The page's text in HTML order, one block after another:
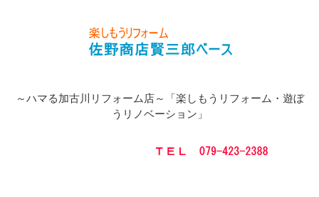
～ハマる加古川リフォーム店～「楽しもうリフォーム・遊ぼ
うリノベーション」